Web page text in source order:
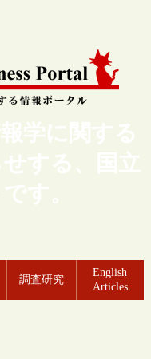
学に関する
する、国立
す。
調査研究
English
Articles